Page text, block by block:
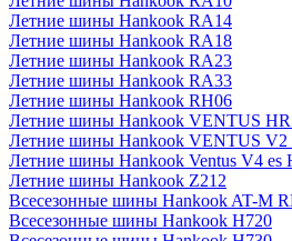
Летние шины Hankook RA14
Летние шины Hankook RA18
Летние шины Hankook RA23
Летние шины Hankook RA33
Летние шины Hankook RH06
Летние шины Hankook VENTUS
Летние шины Hankook VENTUS V2
Летние шины Hankook Ventus V4 es
Летние шины Hankook Z212
Всесезонные шины Hankook AT-M
Всесезонные шины Hankook H720